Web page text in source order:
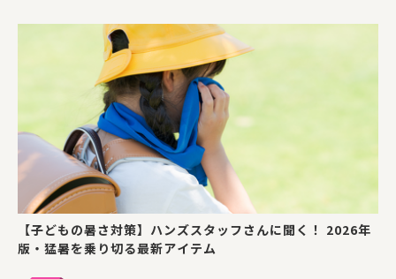
【子どもの暑さ対策】ハンズスタッフさんに聞く！ 2026年
版・猛暑を乗り切る最新アイテム